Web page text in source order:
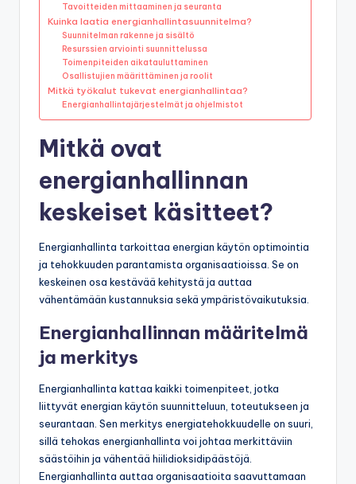
Tavoitteiden mittaaminen ja seuranta
Kuinka laatia energianhallintasuunnitelma?
Suunnitelman rakenne ja sisältö
Resurssien arviointi suunnittelussa
Toimenpiteiden aikatauluttaminen
Osallistujien määrittäminen ja roolit
Mitkä työkalut tukevat energianhallintaa?
Energianhallintajärjestelmät ja ohjelmistot
Mitkä ovat
energianhallinnan
keskeiset käsitteet?
Energianhallinta tarkoittaa energian käytön optimointia
ja tehokkuuden parantamista organisaatioissa. Se on
keskeinen osa kestävää kehitystä ja auttaa
vähentämään kustannuksia sekä ympäristövaikutuksia.
Energianhallinnan määritelmä
ja merkitys
Energianhallinta kattaa kaikki toimenpiteet, jotka
liittyvät energian käytön suunnitteluun, toteutukseen ja
seurantaan. Sen merkitys energiatehokkuudelle on suuri,
sillä tehokas energianhallinta voi johtaa merkittäviin
säästöihin ja vähentää hiilidioksidipäästöjä.
Energianhallinta auttaa organisaatioita saavuttamaan